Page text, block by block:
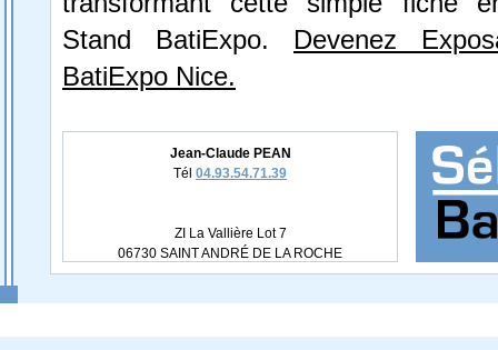
Stand BatiExpo. Devenez
BatiExpo Nice.
Jean-Claude PEAN
Tél 04.93.54.71.39
ZI La Vallière Lot 7
06730 SAINT ANDRÉ DE LA ROCHE